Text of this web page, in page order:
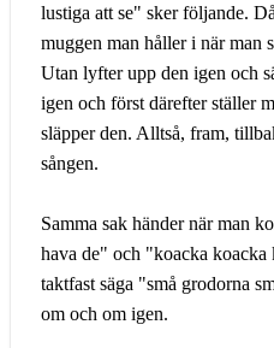
lustiga att se" sker följande.
muggen man håller i när man
Utan lyfter upp den igen och
igen och först därefter ställer
släpper den. Alltså, fram,
sången.
Samma sak händer när man
hava de" och "koacka
taktfast säga "små grodorna
om och om igen.